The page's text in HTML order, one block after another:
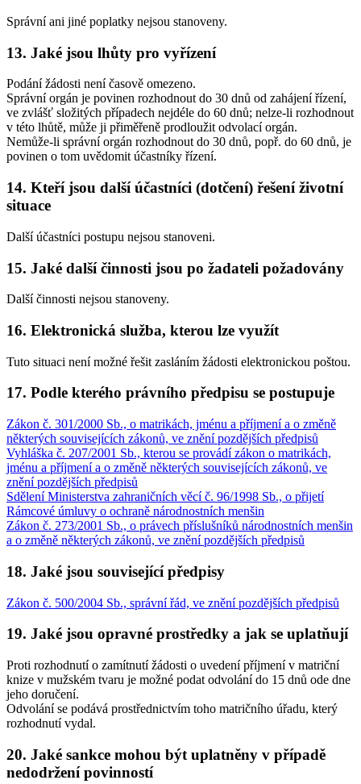
Správní ani jiné poplatky nejsou stanoveny.
13. Jaké jsou lhůty pro vyřízení
Podání žádosti není časově omezeno.
Správní orgán je povinen rozhodnout do 30 dnů od zahájení řízení,
ve zvlášť složitých případech nejdéle do 60 dnů; nelze-li rozhodnout
v této lhůtě, může ji přiměřeně prodloužit odvolací orgán.
Nemůže-li správní orgán rozhodnout do 30 dnů, popř. do 60 dnů, je
povinen o tom uvědomit účastníky řízení.
14. Kteří jsou další účastníci (dotčení) řešení životní
situace
Další účastníci postupu nejsou stanoveni.
15. Jaké další činnosti jsou po žadateli požadovány
Další činnosti nejsou stanoveny.
16. Elektronická služba, kterou lze využít
Tuto situaci není možné řešit zasláním žádosti elektronickou poštou.
17. Podle kterého právního předpisu se postupuje
Zákon č. 301/2000 Sb., o matrikách, jménu a příjmení a o změně
některých souvisejících zákonů, ve znění pozdějších předpisů
Vyhláška č. 207/2001 Sb., kterou se provádí zákon o matrikách,
jménu a příjmení a o změně některých souvisejících zákonů, ve
znění pozdějších předpisů
Sdělení Ministerstva zahraničních věcí č. 96/1998 Sb., o přijetí
Rámcové úmluvy o ochraně národnostních menšin
Zákon č. 273/2001 Sb., o právech příslušníků národnostních menšin
a o změně některých zákonů, ve znění pozdějších předpisů
18. Jaké jsou související předpisy
Zákon č. 500/2004 Sb., správní řád, ve znění pozdějších předpisů
19. Jaké jsou opravné prostředky a jak se uplatňují
Proti rozhodnutí o zamítnutí žádosti o uvedení příjmení v matriční
knize v mužském tvaru je možné podat odvolání do 15 dnů ode dne
jeho doručení.
Odvolání se podává prostřednictvím toho matričního úřadu, který
rozhodnutí vydal.
20. Jaké sankce mohou být uplatněny v případě
nedodržení povinností